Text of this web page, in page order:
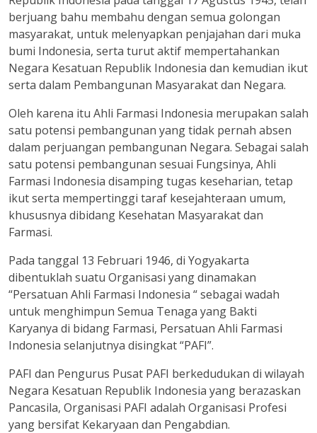
berjuang bahu membahu dengan semua golongan
masyarakat, untuk melenyapkan penjajahan dari muka
bumi Indonesia, serta turut aktif mempertahankan
Negara Kesatuan Republik Indonesia dan kemudian ikut
serta dalam Pembangunan Masyarakat dan Negara.
Oleh karena itu Ahli Farmasi Indonesia merupakan salah
satu potensi pembangunan yang tidak pernah absen
dalam perjuangan pembangunan Negara. Sebagai salah
satu potensi pembangunan sesuai Fungsinya, Ahli
Farmasi Indonesia disamping tugas keseharian, tetap
ikut serta mempertinggi taraf kesejahteraan umum,
khususnya dibidang Kesehatan Masyarakat dan
Farmasi.
Pada tanggal 13 Februari 1946, di Yogyakarta
dibentuklah suatu Organisasi yang dinamakan
“Persatuan Ahli Farmasi Indonesia “ sebagai wadah
untuk menghimpun Semua Tenaga yang Bakti
Karyanya di bidang Farmasi, Persatuan Ahli Farmasi
Indonesia selanjutnya disingkat “PAFI”.
PAFI dan Pengurus Pusat PAFI berkedudukan di wilayah
Negara Kesatuan Republik Indonesia yang berazaskan
Pancasila, Organisasi PAFI adalah Organisasi Profesi
yang bersifat Kekaryaan dan Pengabdian.